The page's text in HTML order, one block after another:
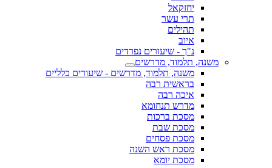
יחזקאל
תרי עשר
תהילים
איוב
נ"ך - שיעורים נפרדים
משנה, תלמוד, מדרשים
משנה, תלמוד, מדרשים - שיעורים כלליים
בראשית רבה
איכה רבה
מדרש תנחומא
מסכת ברכות
מסכת שבת
מסכת פסחים
מסכת ראש השנה
מסכת יומא